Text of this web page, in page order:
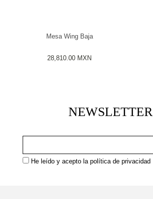
Mesa Wing Baja
28,810.00 MXN
NEWSLETTER
He leído y acepto lapolítica de privacidad